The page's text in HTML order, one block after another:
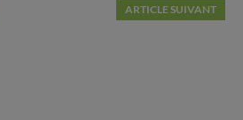
ARTICLE SUIVANT